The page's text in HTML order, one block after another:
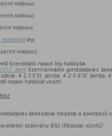
módosul.
módosul.
módosul.
mellékletlép.
módosul.
tizenötödik napon lép hatályba.
pont tizenharmadik gondolatjeles
4.2.3.5.13. pontja, 4.2.3.6.13. pontja,
napon hatályát veszti.
bekezdése helyébe a következő
szakirány BSc (főiskolai szintű)”